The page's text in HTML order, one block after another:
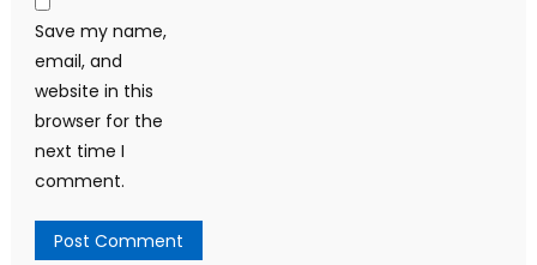
Save my name,
email, and
website in this
browser for the
next time I
comment.